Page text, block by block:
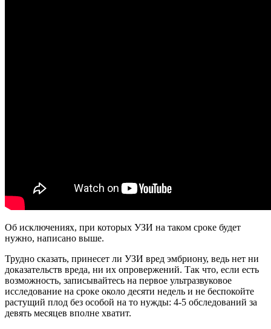
Об исключениях, при которых УЗИ на таком сроке будет
нужно, написано выше.
Трудно сказать, принесет ли УЗИ вред эмбриону, ведь нет ни
доказательств вреда, ни их опровержений. Так что, если есть
возможность, записывайтесь на первое ультразвуковое
исследование на сроке около десяти недель и не беспокойте
растущий плод без особой на то нужды: 4-5 обследований за
девять месяцев вполне хватит.